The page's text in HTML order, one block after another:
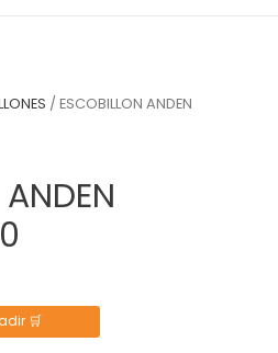
/ ESCOBILLON ANDEN
🛒